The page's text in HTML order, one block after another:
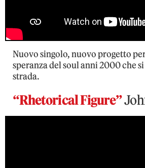
Nuovo singolo, nuovo progetto
speranza del soul anni 2000 che si
strada.
“Rhetorical Figure”